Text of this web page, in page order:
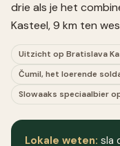
drie als je het
Kasteel, 9 km ten
Uitzicht op Bratislava
Čumil, het loerende
Slowaaks speciaalbier
Lokale weten: sla